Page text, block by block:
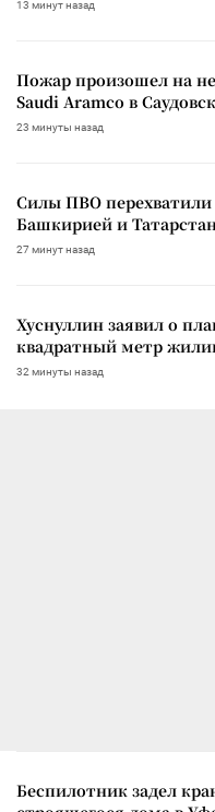
13 минут назад
Пожар произошел на
Saudi Aramco в
23 минуты назад
Силы ПВО
Башкирией и
27 минут назад
Хуснуллин заявил о
квадратный метр
32 минуты назад
Беспилотник задел